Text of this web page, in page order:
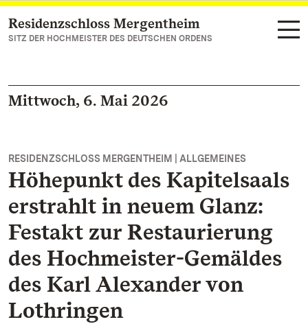
Zum Hauptinhalt springen
Residenzschloss Mergentheim
SITZ DER HOCHMEISTER DES DEUTSCHEN ORDENS
Mittwoch, 6. Mai 2026
RESIDENZSCHLOSS MERGENTHEIM | ALLGEMEINES
Höhepunkt des Kapitelsaals
erstrahlt in neuem Glanz:
Festakt zur Restaurierung
des Hochmeister-Gemäldes
des Karl Alexander von
Lothringen